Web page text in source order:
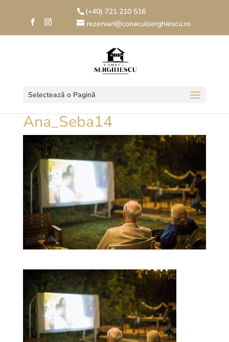
(+40) 721 210 516
rezervari@conaculserghiescu.ro
Selectează o Pagină
Ana_Seba14